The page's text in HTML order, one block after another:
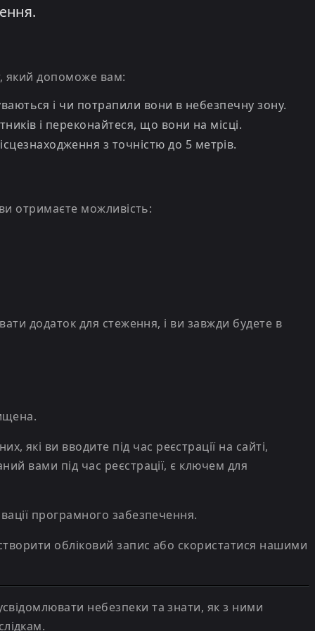
який допоможе вам:
і чи потрапили вони в небезпечну зону.
і переконайтеся, що вони на місці.
з точністю до 5 метрів.
отримаєте можливість:
додаток для стеження, і ви завжди будете в
ви вводите під час реєстрації на сайті,
вами під час реєстрації, є ключем для
програмного забезпечення.
обліковий запис або скористатися нашими
небезпеки та знати, як з ними